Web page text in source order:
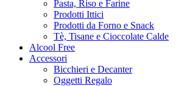
Pasta, Riso e Farine
Prodotti Ittici
Prodotti da Forno e Snack
Tè, Tisane e Cioccolate Calde
Alcool Free
Accessori
Bicchieri e Decanter
Oggetti Regalo